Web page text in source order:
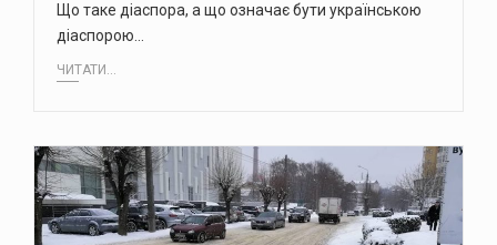
Що таке діаспора, а що означає бути українською
діаспорою…
ЧИТАТИ...